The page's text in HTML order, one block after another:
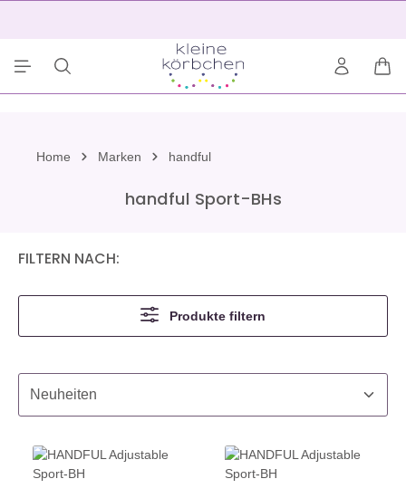
Home Marken handful
handful Sport-BHs
FILTERN NACH:
Produkte filtern